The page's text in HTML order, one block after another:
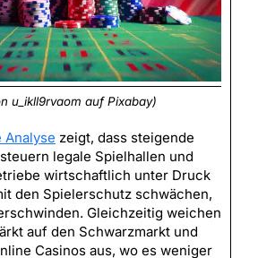
u_ikll9rvaom auf Pixabay)
Analyse zeigt, dass steigende
legale Spielhallen und
wirtschaftlich unter Druck
den Spielerschutz schwächen,
Gleichzeitig weichen
auf den Schwarzmarkt und
Casinos aus, wo es weniger